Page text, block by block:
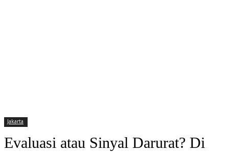
Jakarta
Evaluasi atau Sinyal Darurat? Di